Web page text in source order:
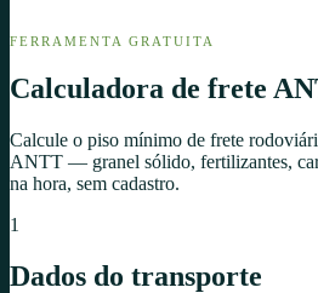
FERRAMENTA GRATUITA
Calculadora de frete
Calcule o piso mínimo de frete
ANTT — granel sólido, fertilizantes,
na hora, sem cadastro.
1
Dados do transporte